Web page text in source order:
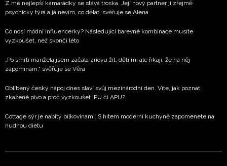
Z mé nejlepší kamarádky se stává troska. Její nový partner ji zřejmě
psychicky týrá a já nevím, co dělat, svěřuje se Alena
Co nosí módní influencerky? Následující barevné kombinace musíte
vyzkoušet, než skončí léto
„Po smrti manžela jsem začala znovu žít, děti mi ale říkají, že na něj
zapomínám,“ svěřuje se Věra
Oblíbený český nápoj dnes slaví svůj mezinárodní den. Víte, jak poznat
zkažené pivo a proč vyzkoušet IPU či APU?
Cottage sýr je nabitý bílkovinami. S hitem moderní kuchyně zapomenete na
nudnou dietu